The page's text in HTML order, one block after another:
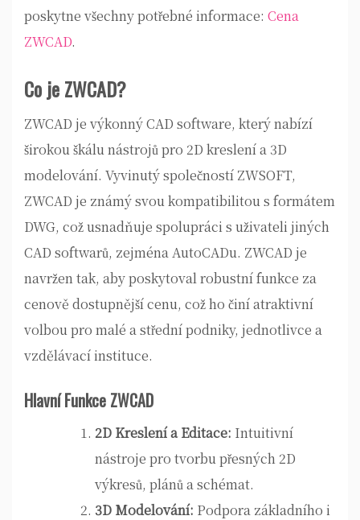
poskytne všechny potřebné informace: Cena
ZWCAD.
Co je ZWCAD?
ZWCAD je výkonný CAD software, který nabízí
širokou škálu nástrojů pro 2D kreslení a 3D
modelování. Vyvinutý společností ZWSOFT,
ZWCAD je známý svou kompatibilitou s formátem
DWG, což usnadňuje spolupráci s uživateli jiných
CAD softwarů, zejména AutoCADu. ZWCAD je
navržen tak, aby poskytoval robustní funkce za
cenově dostupnější cenu, což ho činí atraktivní
volbou pro malé a střední podniky, jednotlivce a
vzdělávací instituce.
Hlavní Funkce ZWCAD
2D Kreslení a Editace: Intuitivní
nástroje pro tvorbu přesných 2D
výkresů, plánů a schémat.
3D Modelování: Podpora základního i